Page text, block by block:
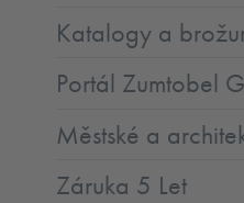
Katalogy a
Portál Zumtobel
Městské a
Záruka 5 Let